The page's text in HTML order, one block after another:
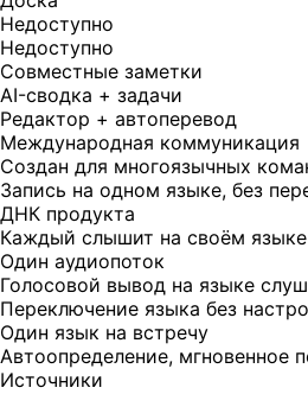
Недоступно
Недоступно
Совместные заметки
AI-сводка + задачи
Редактор + автоперевод
Международная коммуникация
Создан для многоязычных
Запись на одном языке, без
ДНК продукта
Каждый слышит на своём языке
Один аудиопоток
Голосовой вывод на языке
Переключение языка без
Один язык на встречу
Автоопределение, мгновенное
Источники